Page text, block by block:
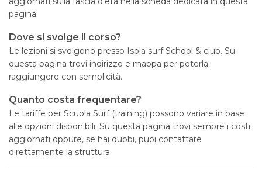
pagina.
Dove si svolge il corso?
Le lezioni si svolgono presso Isola surf School & club. Su
questa pagina trovi indirizzo e mappa per poterla
raggiungere con semplicità.
Quanto costa frequentare?
Le tariffe per Scuola Surf (training) possono variare in base
alle opzioni disponibili. Su questa pagina trovi sempre i costi
aggiornati oppure, se hai dubbi, puoi contattare
direttamente la struttura.